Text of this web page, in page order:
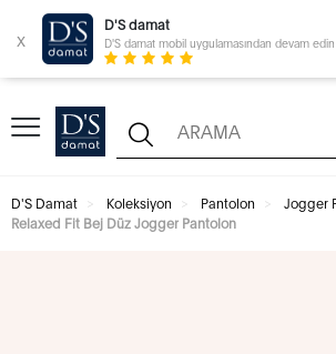
x
D'S damat
D'S damat mobil uygulamasından devam edin
D'S Damat Koleksiyon Pantolon Jogger
Relaxed Fit Bej Düz Jogger Pantolon